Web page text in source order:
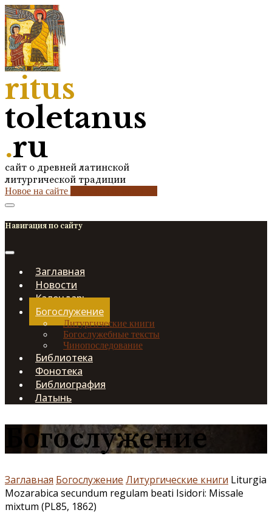
ritus
toletanus
.ru
сайт о древней латинской
литургической традиции
Новое на сайте
Навигация по сайту
Заглавная
Новости
Календарь
Богослужение
Литургические книги
Богослужебные тексты
Чинопоследование
Библиотека
Фонотека
Библиография
Латынь
Богослужение
Заглавная Богослужение Литургические книги Liturgia
Mozarabica secundum regulam beati Isidori: Missale
mixtum (PL85, 1862)